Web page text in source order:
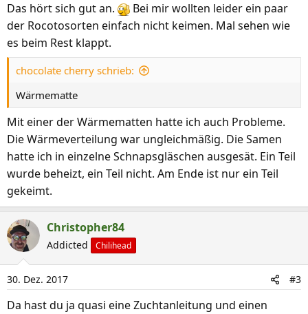
Das hört sich gut an.
Bei mir wollten leider ein paar
der Rocotosorten einfach nicht keimen. Mal sehen wie
es beim Rest klappt.
chocolate cherry schrieb:
Wärmematte
Mit einer der Wärmematten hatte ich auch Probleme.
Die Wärmeverteilung war ungleichmäßig. Die Samen
hatte ich in einzelne Schnapsgläschen ausgesät. Ein Teil
wurde beheizt, ein Teil nicht. Am Ende ist nur ein Teil
gekeimt.
Christopher84
Addicted Chilihead
30. Dez. 2017 #3
Da hast du ja quasi eine Zuchtanleitung und einen